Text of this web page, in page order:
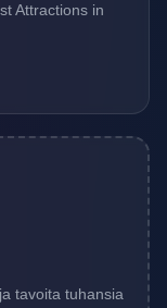
Attractions in
tavoita tuhansia